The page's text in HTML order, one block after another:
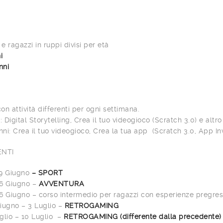
e ragazzi in ruppi divisi per età
attività differenti per ogni settimana.
Digital Storytelling, Crea il tuo videogioco (Scratch 3.0) e altro
Crea il tuo videogioco, Crea la tua app (Scratch 3.0, App
Giugno – SPORT
Giugno – AVVENTURA
Giugno – corso intermedio per ragazzi con esperienze
– 3 Luglio – RETROGAMING
– 10 Luglio – RETROGAMING (differente dalla precedente)